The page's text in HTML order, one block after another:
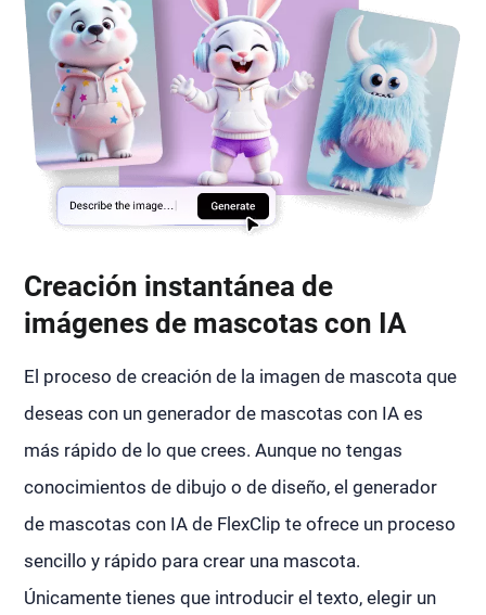
Creación instantánea de
imágenes de mascotas con IA
El proceso de creación de la imagen de mascota que
deseas con un generador de mascotas con IA es
más rápido de lo que crees. Aunque no tengas
conocimientos de dibujo o de diseño, el generador
de mascotas con IA de FlexClip te ofrece un proceso
sencillo y rápido para crear una mascota.
Únicamente tienes que introducir el texto, elegir un